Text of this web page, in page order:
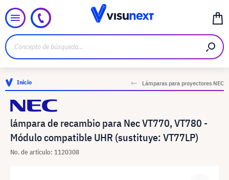
Inicio Lámparas para proyectores NEC
lámpara de recambio para Nec VT770, VT780 -
Módulo compatible UHR (sustituye: VT77LP)
No. de artículo: 1120308